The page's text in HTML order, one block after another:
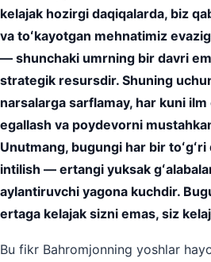
kelajak hozirgi daqiqalarda, biz
va toʻkayotgan mehnatimiz
— shunchaki umrning bir davri
strategik resursdir. Shuning
narsalarga sarflamay, har kuni
egallash va poydevorni
Unutmang, bugungi har bir
intilish — ertangi yuksak
aylantiruvchi yagona kuchdir.
ertaga kelajak sizni emas, siz
Bu fikr Bahromjonning yoshlar